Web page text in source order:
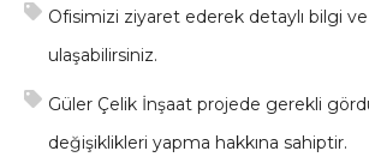
Ofisimizi ziyaret ederek detaylı bilgi
ulaşabilirsiniz.
Güler Çelik İnşaat projede gerekli
değişiklikleri yapma hakkına sahiptir.